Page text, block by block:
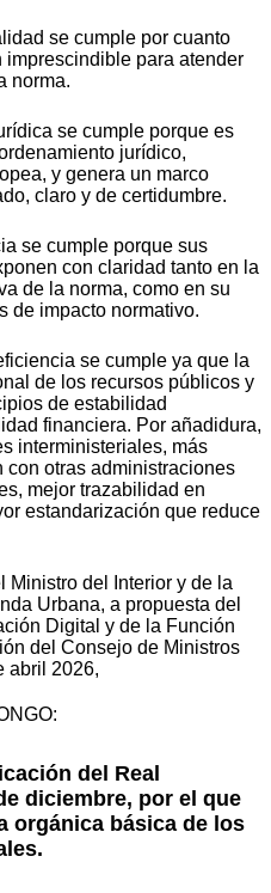
se cumple por cuanto
para atender
norma.
se cumple porque es
jurídico,
y genera un marco
claro y de certidumbre.
se cumple porque sus
con claridad tanto en la
de la norma, como en su
de impacto normativo.
se cumple ya que la
de los recursos públicos y
de estabilidad
financiera. Por añadidura,
interministeriales, más
otras administraciones
mejor trazabilidad en
estandarización que reduce
Ministro del Interior y de la
Urbana, a propuesta del
Digital y de la Función
del Consejo de Ministros
abril 2026,
del Real
diciembre, por el que
orgánica básica de los